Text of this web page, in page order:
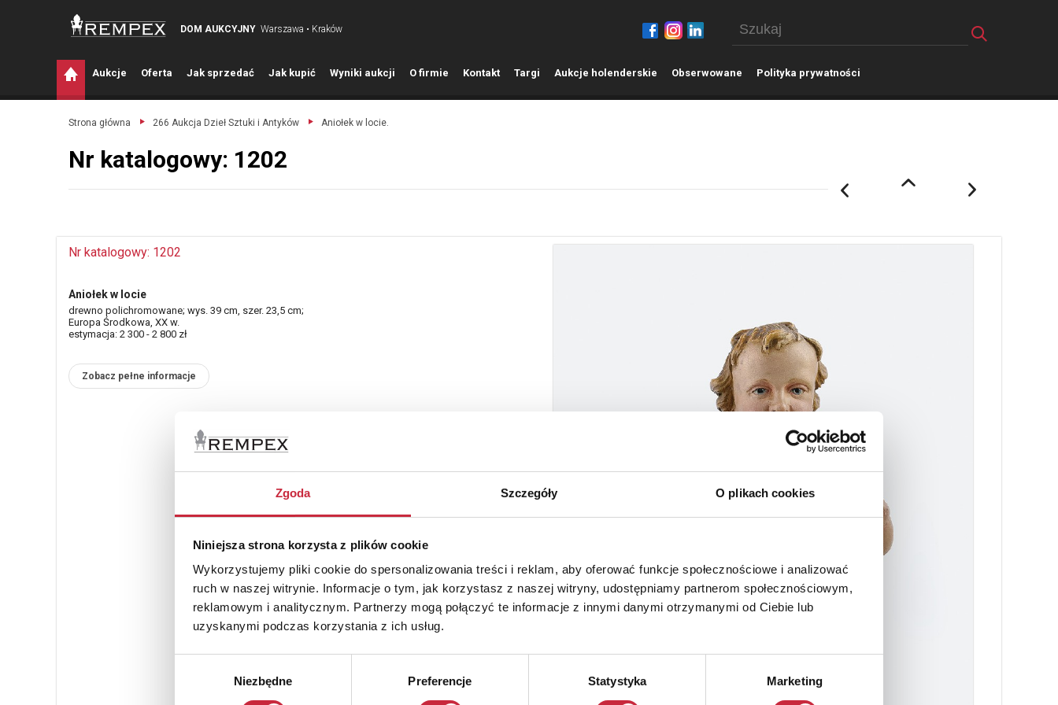
Zgoda Szczegóły O plikach cookies
Niniejsza strona korzysta z plików cookie
Wykorzystujemy pliki cookie do spersonalizowania treści i reklam, aby oferować funkcje społecznościowe i analizować
ruch w naszej witrynie. Informacje o tym, jak korzystasz z naszej witryny, udostępniamy partnerom społecznościowym,
reklamowym i analitycznym. Partnerzy mogą połączyć te informacje z innymi danymi otrzymanymi od Ciebie lub
uzyskanymi podczas korzystania z ich usług.
Niezbędne Preferencje Statystyka Marketing
DOM AUKCYJNY Warszawa • Kraków
Aukcje Oferta Jak sprzedać Jak kupić Wyniki aukcji O firmie Kontakt Targi Aukcje holenderskie Obserwowane Polityka prywatności
Strona główna 266 Aukcja Dzieł Sztuki i Antyków Aniołek w locie.
Nr katalogowy: 1202
Nr katalogowy: 1202
Aniołek w locie
drewno polichromowane; wys. 39 cm, szer. 23,5 cm;
Europa Środkowa, XX w.
estymacja: 2 300 - 2 800 zł
Zobacz pełne informacje